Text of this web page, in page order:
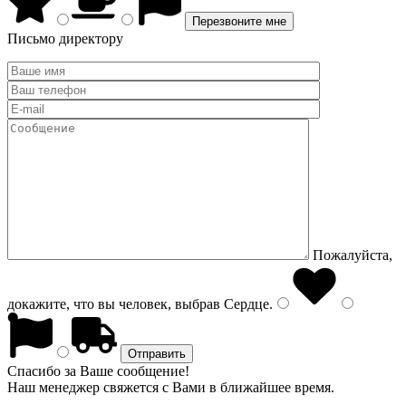
Письмо директору
Пожалуйста,
докажите, что вы человек, выбрав Сердце.
Спасибо за Ваше сообщение!
Наш менеджер свяжется с Вами в ближайшее время.